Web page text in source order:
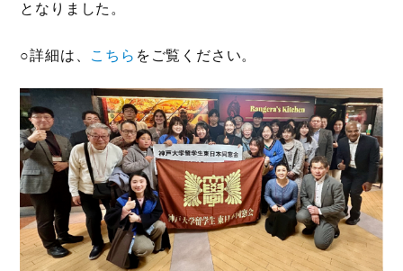
となりました。
○詳細は、 こちら をご覧ください。